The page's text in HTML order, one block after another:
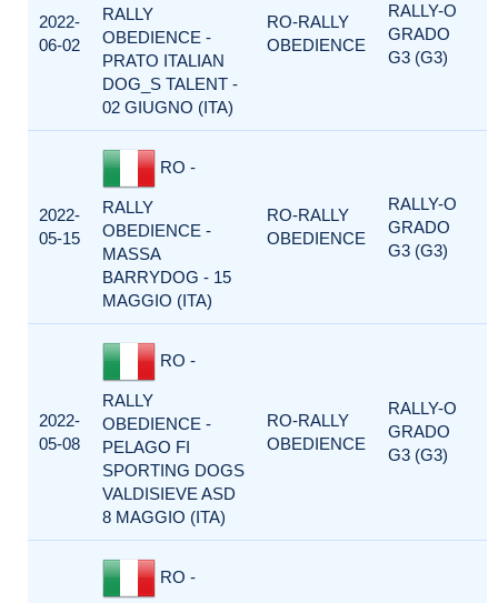
2022-
06-02
RALLY
OBEDIENCE -
PRATO ITALIAN
DOG_S TALENT -
02 GIUGNO (ITA)
RO-RALLY
OBEDIENCE
RALLY-O
GRADO
G3 (G3)
2022-
05-15
RO -
RALLY
OBEDIENCE -
MASSA
BARRYDOG - 15
MAGGIO (ITA)
RO-RALLY
OBEDIENCE
RALLY-O
GRADO
G3 (G3)
2022-
05-08
RO -
RALLY
OBEDIENCE -
PELAGO FI
SPORTING DOGS
VALDISIEVE ASD
8 MAGGIO (ITA)
RO-RALLY
OBEDIENCE
RALLY-O
GRADO
G3 (G3)
RO -